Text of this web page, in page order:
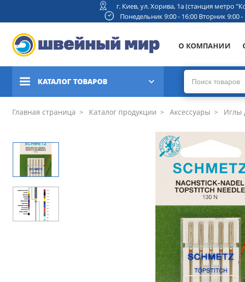
г. Киев, ул. Хорива, 1а (станция метро
Понедельник 9:00 - 16:00 Вторник 9:00 -
О КОМПАНИИ
КАТАЛОГ ТОВАРОВ
Швейные машины
Коверлоки, оверлоки,
плоскошовные машины
Вязальные машины
Главная страница Каталог продукции Аксессуары Иглы